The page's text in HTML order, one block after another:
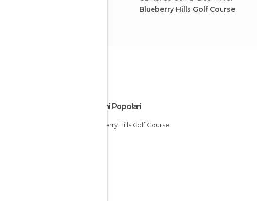
Blueberry Hills Golf Course
Luoghi Popolari
Blueberry Hills Golf Course